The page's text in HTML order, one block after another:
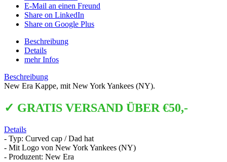
E-Mail an einen Freund
Share on LinkedIn
Share on Google Plus
Beschreibung
Details
mehr Infos
Beschreibung
New Era Kappe, mit New York Yankees (NY).
✓ GRATIS VERSAND ÜBER €50,-
Details
- Typ: Curved cap / Dad hat
- Mit Logo von New York Yankees (NY)
- Produzent: New Era